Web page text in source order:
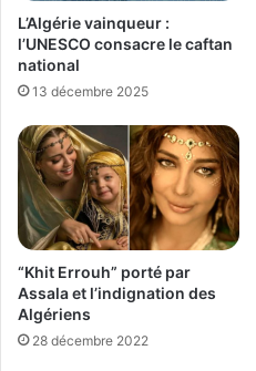
L’Algérie vainqueur :
l’UNESCO consacre le caftan
national
13 décembre 2025
“Khit Errouh” porté par
Assala et l’indignation des
Algériens
28 décembre 2022